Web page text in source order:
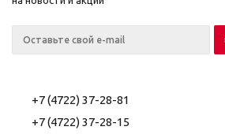
+7 (4722) 37-28-81
+7 (4722) 37-28-15